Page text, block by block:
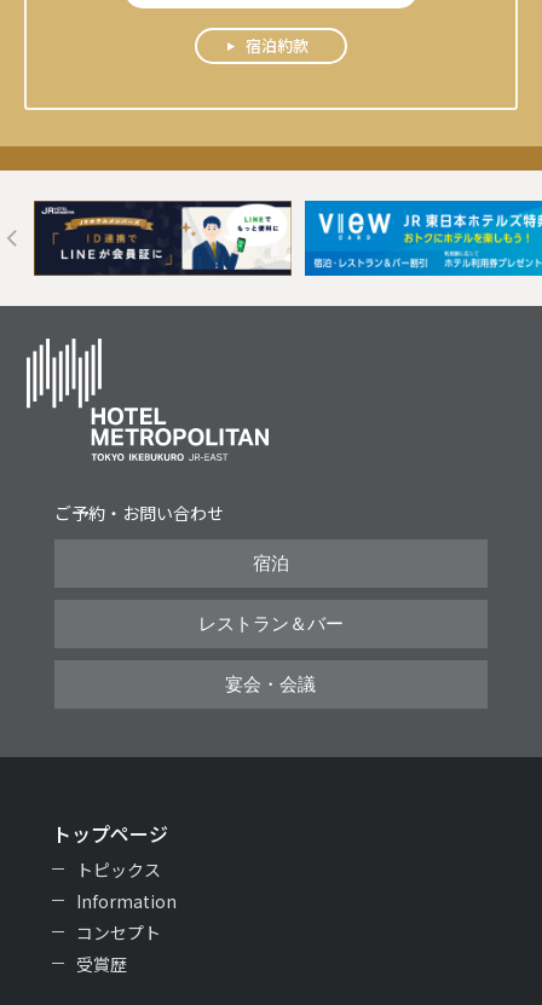
宿泊約款
Next
ご予約・お問い合わせ
宿泊
レストラン＆バー
宴会・会議
トップページ
トピックス
Information
コンセプト
受賞歴